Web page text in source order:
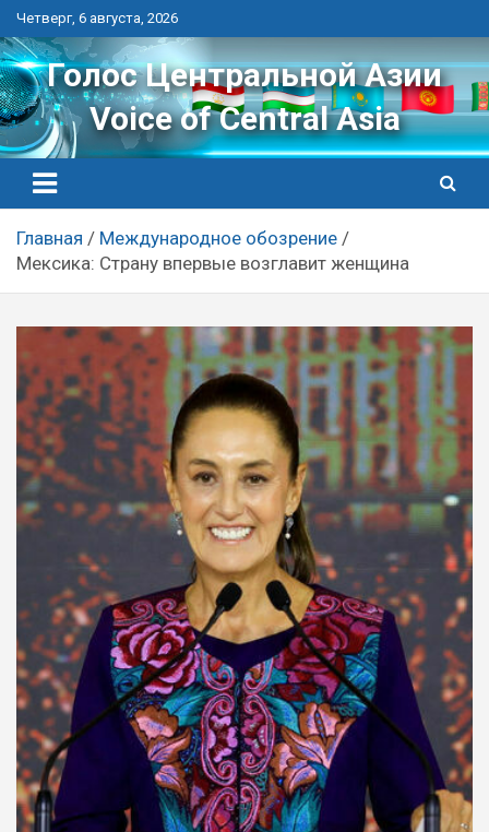
Перейти
к
контенту
Четверг, 6 августа, 2026
Голос Центральной Азии
Voice of Central Asia
Главная
Международное обозрение
Мексика: Страну впервые возглавит женщина